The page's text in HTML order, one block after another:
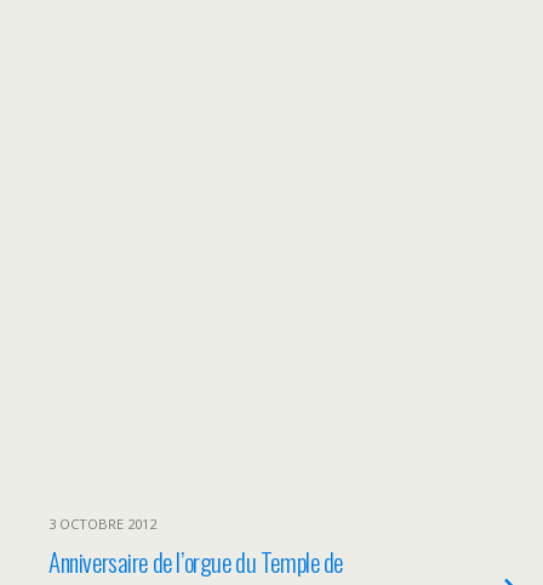
3 OCTOBRE 2012
Anniversaire de l’orgue du Temple de